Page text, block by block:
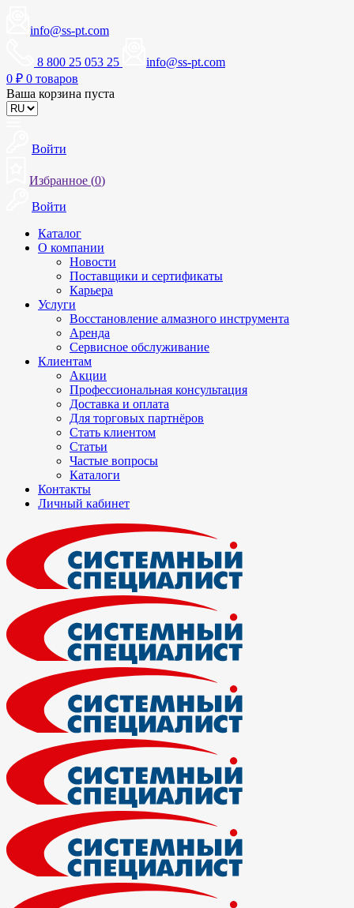
info@ss-pt.com
8 800 25 053 25
info@ss-pt.com
0 ₽ 0 товаров
Ваша корзина пуста
Войти
Избранное (0)
Войти
Каталог
О компании
Новости
Поставщики и сертификаты
Карьера
Услуги
Восстановление алмазного инструмента
Аренда
Сервисное обслуживание
Клиентам
Акции
Профессиональная консультация
Доставка и оплата
Для торговых партнёров
Стать клиентом
Статьи
Частые вопросы
Каталоги
Контакты
Личный кабинет